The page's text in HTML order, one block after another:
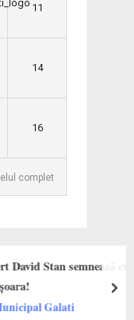
11
14
16
complet
semnează cu SCM
next